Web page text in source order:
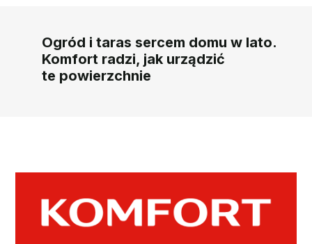
Ogród i taras sercem domu w lato.
Komfort radzi, jak urządzić
te powierzchnie